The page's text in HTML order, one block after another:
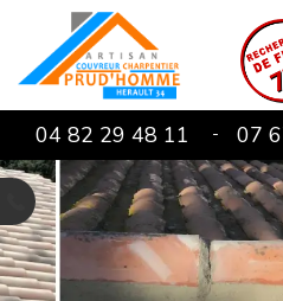
04 82 29 48 11 - 07